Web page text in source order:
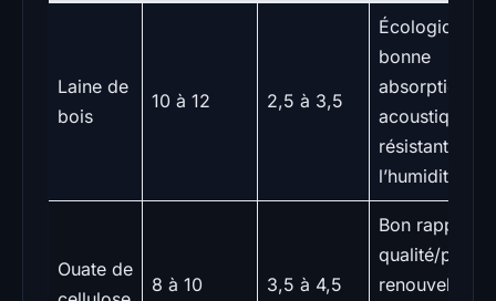
Laine de
bois
10 à 12 2,5 à 3,5
Écologique,
bonne
absorption
acoustique,
résistant à
l’humidité
Ouate de
8 à 10 3,5 à 4,5
Bon rapport
qualité/prix,
renouvelable,